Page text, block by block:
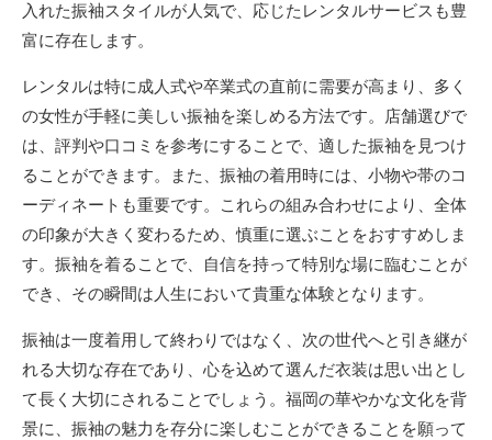
入れた振袖スタイルが人気で、応じたレンタルサービスも豊
富に存在します。
レンタルは特に成人式や卒業式の直前に需要が高まり、多く
の女性が手軽に美しい振袖を楽しめる方法です。店舗選びで
は、評判や口コミを参考にすることで、適した振袖を見つけ
ることができます。また、振袖の着用時には、小物や帯のコ
ーディネートも重要です。これらの組み合わせにより、全体
の印象が大きく変わるため、慎重に選ぶことをおすすめしま
す。振袖を着ることで、自信を持って特別な場に臨むことが
でき、その瞬間は人生において貴重な体験となります。
振袖は一度着用して終わりではなく、次の世代へと引き継が
れる大切な存在であり、心を込めて選んだ衣装は思い出とし
て長く大切にされることでしょう。福岡の華やかな文化を背
景に、振袖の魅力を存分に楽しむことができることを願って